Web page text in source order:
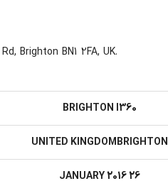
.Address:
Brighton BN1 2FA, UK
BRIGHTON I360
UNITED KINGDOMBRIGHTON
26 JANUARY 2016